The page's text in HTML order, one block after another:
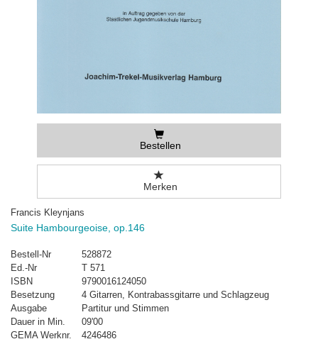
Bestellen
Merken
Francis Kleynjans
Suite Hambourgeoise, op.146
Bestell-Nr
528872
Ed.-Nr
T 571
ISBN
9790016124050
Besetzung
4 Gitarren, Kontrabassgitarre und Schlagzeug
Ausgabe
Partitur und Stimmen
Dauer in Min.
09'00
GEMA Werknr.
4246486